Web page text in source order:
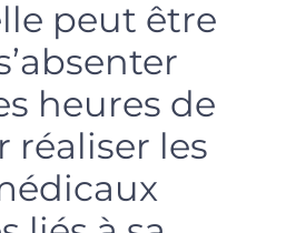
peut être
heures de
réaliser les